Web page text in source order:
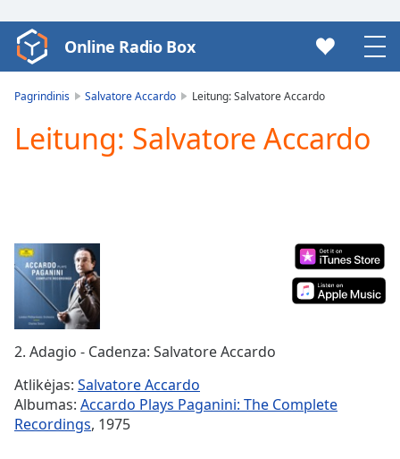
Video
Player
Play
Video
Mute
Current
Time0:00
Duration-:-
Loaded:
Stream
TypeLIVE
Seek to
Online Radio Box
Pagrindinis Salvatore Accardo Leitung: Salvatore Accardo
Leitung: Salvatore Accardo
2. Adagio - Cadenza: Salvatore Accardo
Atlikėjas: Salvatore Accardo
Albumas: Accardo Plays Paganini: The Complete
Recordings, 1975